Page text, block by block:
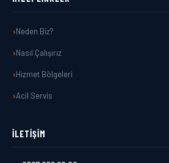
Neden Biz?
Nasıl Çalışırız
Hizmet Bölgeleri
Acil Servis
İLETIŞIM